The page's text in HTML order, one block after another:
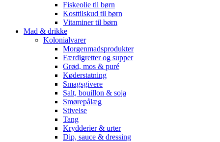
Fiskeolie til børn
Kosttilskud til børn
Vitaminer til børn
Mad & drikke
Kolonialvarer
Morgenmadsprodukter
Færdigretter og supper
Grød, mos & puré
Køderstatning
Smagsgivere
Salt, bouillon & soja
Smørepålæg
Stivelse
Tang
Krydderier & urter
Dip, sauce & dressing